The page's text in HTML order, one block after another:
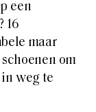
een
16
maar
om
weg te